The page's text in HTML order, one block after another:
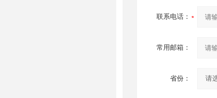
联系电话：
常用邮箱：
省份：